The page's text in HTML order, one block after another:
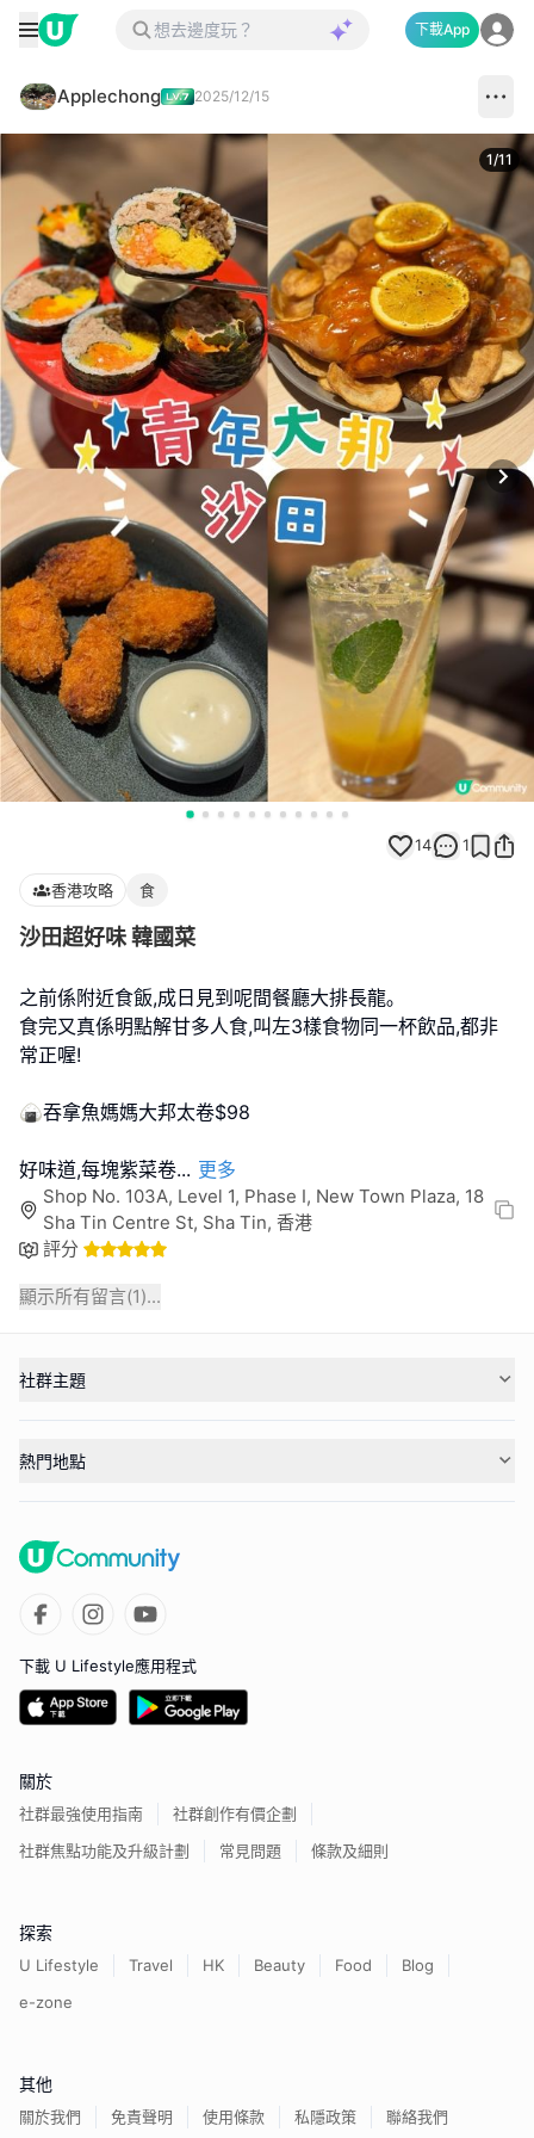
下載App
Applechong 2025/12/15
1/11
14 1
香港攻略 食
沙田超好味 韓國菜
之前係附近食飯,成日見到呢間餐廳大排長龍｡
食完又真係明點解甘多人食,叫左3樣食物同一杯飲品,都非
常正喔!
🍙吞拿魚媽媽大邦太卷$98
好味道,每塊紫菜卷... 更多
Shop No. 103A, Level 1, Phase I, New Town Plaza, 18
Sha Tin Centre St, Sha Tin, 香港
評分
顯示所有留言(1)...
社群主題
熱門地點
下載 U Lifestyle應用程式
關於
社群最強使用指南
社群創作有價企劃
社群焦點功能及升級計劃
常見問題 條款及細則
探索
U Lifestyle Travel HK Beauty Food
Blog
e-zone
其他
關於我們 免責聲明 使用條款 私隱政策 聯絡我們